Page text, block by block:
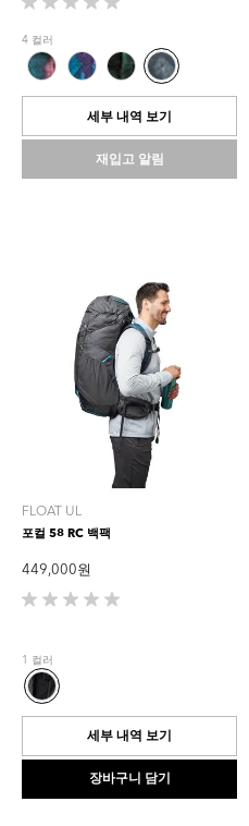
별
5
개
중
0.0
입
다.
4 컬러
세부 내역 보기
재입고 알림
FLOAT UL
포컬 58 RC 백팩
449,000 원
별
개
중
0.0
개
니
1 컬러
세부 내역 보기
장바구니 담기